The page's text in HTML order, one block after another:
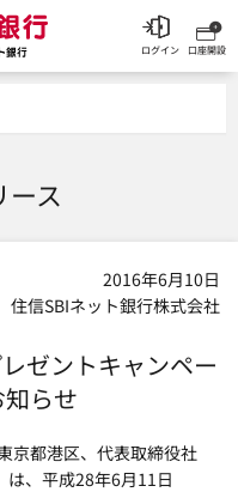
ドコモの銀行 ドコモ
口座開設
ログイン
ース
2016年6月10日
住信SBIネット銀行株式会社
ゼントキャンペー
らせ
京都港区、代表取締役社
は、平成28年6月11日